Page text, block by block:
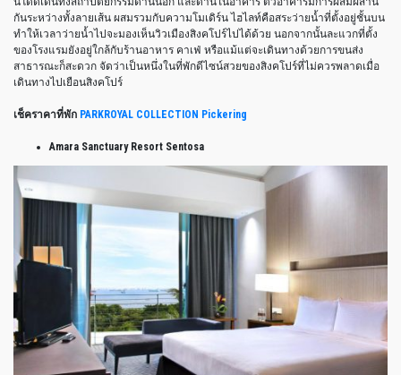
กันระหว่างทั้งลายเส้น ผสมรวมกับความโมเดิร์น ไฮไลท์คือสระว่ายน้ำที่ตั้งอยู่ชั้นบน
ทำให้เวลาว่ายน้ำไปจะมองเห็นวิวเมืองสิงคโปร์ไปได้ด้วย นอกจากนั้นละแวกที่ตั้ง
ของโรงแรมยังอยู่ใกล้กับร้านอาหาร คาเฟ่ หรือแม้แต่จะเดินทางด้วยการขนส่ง
สาธารณะก็สะดวก จัดว่าเป็นหนึ่งในที่พักดีไซน์สวยของสิงคโปร์ที่ไม่ควรพลาดเมื่อ
เดินทางไปเยือนสิงคโปร์
เช็คราคาที่พัก PARKROYAL COLLECTION Pickering
Amara Sanctuary Resort Sentosa